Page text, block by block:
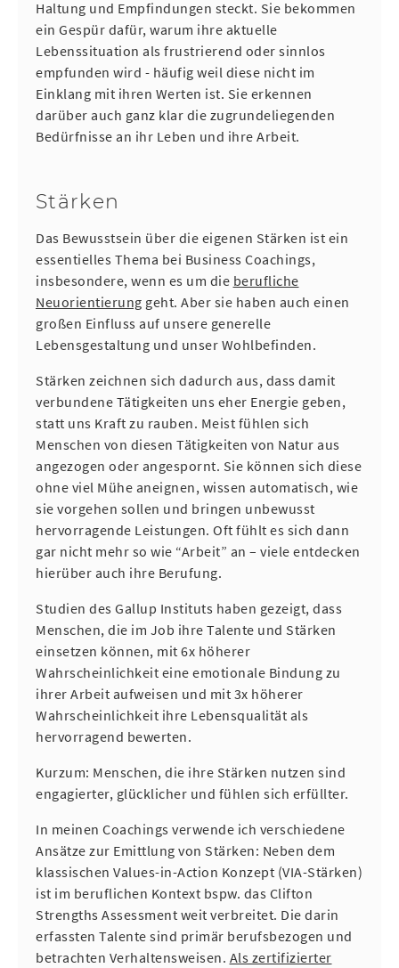
Haltung und Empfindungen steckt. Sie bekommen
ein Gespür dafür, warum ihre aktuelle
Lebenssituation als frustrierend oder sinnlos
empfunden wird - häufig weil diese nicht im
Einklang mit ihren Werten ist. Sie erkennen
darüber auch ganz klar die zugrundeliegenden
Bedürfnisse an ihr Leben und ihre Arbeit.
Stärken
Das Bewusstsein über die eigenen Stärken ist ein
essentielles Thema bei Business Coachings,
insbesondere, wenn es um die berufliche
Neuorientierung geht. Aber sie haben auch einen
großen Einfluss auf unsere generelle
Lebensgestaltung und unser Wohlbefinden.
Stärken zeichnen sich dadurch aus, dass damit
verbundene Tätigkeiten uns eher Energie geben,
statt uns Kraft zu rauben. Meist fühlen sich
Menschen von diesen Tätigkeiten von Natur aus
angezogen oder angespornt. Sie können sich diese
ohne viel Mühe aneignen, wissen automatisch, wie
sie vorgehen sollen und bringen unbewusst
hervorragende Leistungen. Oft fühlt es sich dann
gar nicht mehr so wie “Arbeit” an – viele entdecken
hierüber auch ihre Berufung.
Studien des Gallup Instituts haben gezeigt, dass
Menschen, die im Job ihre Talente und Stärken
einsetzen können, mit 6x höherer
Wahrscheinlichkeit eine emotionale Bindung zu
ihrer Arbeit aufweisen und mit 3x höherer
Wahrscheinlichkeit ihre Lebensqualität als
hervorragend bewerten.
Kurzum: Menschen, die ihre Stärken nutzen sind
engagierter, glücklicher und fühlen sich erfüllter.
In meinen Coachings verwende ich verschiedene
Ansätze zur Emittlung von Stärken: Neben dem
klassischen Values-in-Action Konzept (VIA-Stärken)
ist im beruflichen Kontext bspw. das Clifton
Strengths Assessment weit verbreitet. Die darin
erfassten Talente sind primär berufsbezogen und
betrachten Verhaltensweisen. Als zertifizierter